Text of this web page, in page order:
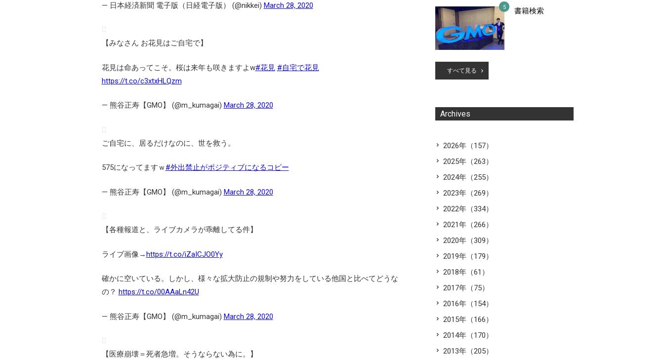
— 日本経済新聞 電子版（日経電子版） (@nikkei) March 28, 2020
【みなさん お花見はご自宅で】
花見は命あってこそ。桜は来年も咲きますよw#花見 #自宅で花見
https://t.co/c3xtxHLQzm
— 熊谷正寿【GMO】 (@m_kumagai) March 28, 2020
ご自宅に、居るだけなのに、世を救う。
575になってますｗ#外出禁止がポジティブになるコピー
— 熊谷正寿【GMO】 (@m_kumagai) March 28, 2020
【各種報道と、ライブカメラが乖離してる件】
ライブ画像→https://t.co/iZaICJO0Yy
確かに空いている。しかし、様々な拡大防止の規制や努力をしている他国と比べてどうな
の？ https://t.co/00AAaLn42U
— 熊谷正寿【GMO】 (@m_kumagai) March 28, 2020
【医療崩壊＝死者急増。そうならない為に。】
書籍検索
すべて見る
Archives
2026年（157）
2025年（263）
2024年（255）
2023年（269）
2022年（334）
2021年（266）
2020年（309）
2019年（179）
2018年（61）
2017年（75）
2016年（154）
2015年（166）
2014年（170）
2013年（205）